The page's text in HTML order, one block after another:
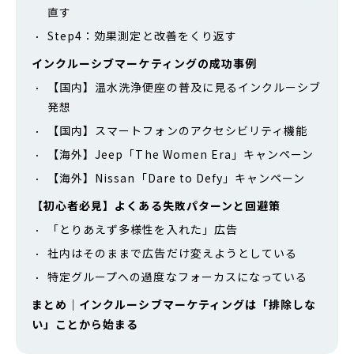
直す
Step4：効果測定と改善をくり返す
インクルーシブマーケティングの成功事例
【国内】温水洗浄便座の普及に見るインクルーシブ
発想
【国内】スマートフォンのアクセシビリティ機能
【海外】Jeep「The Women Era」キャンペーン
【海外】Nissan「Dare to Defy」キャンペーン
【初心者必見】よくある失敗パターンと回避策
「とりあえず多様性を入れた」広告
社内はそのままで広告だけ変えようとしている
特定グループへの過度なフォーカスになっている
まとめ｜インクルーシブマーケティングは「排除しな
い」ことから始まる